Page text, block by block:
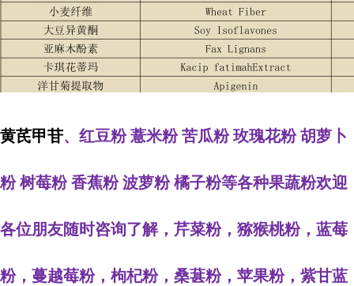
黄芪甲苷、红豆粉 薏米粉 苦瓜粉 玫瑰花粉 胡萝卜
粉 树莓粉 香蕉粉 波萝粉 橘子粉等各种果蔬粉欢迎
各位朋友随时咨询了解，芹菜粉，猕猴桃粉，蓝莓
粉，蔓越莓粉，枸杞粉，桑葚粉，苹果粉，紫甘蓝